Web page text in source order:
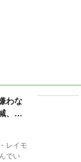
わな
、腹
レイモ
でい